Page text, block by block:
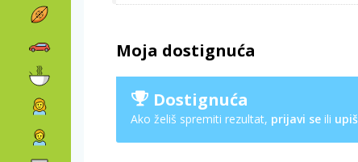
Moja dostignuća
Dostignuća
Ako želiš spremiti rezultat, prijavi se ili